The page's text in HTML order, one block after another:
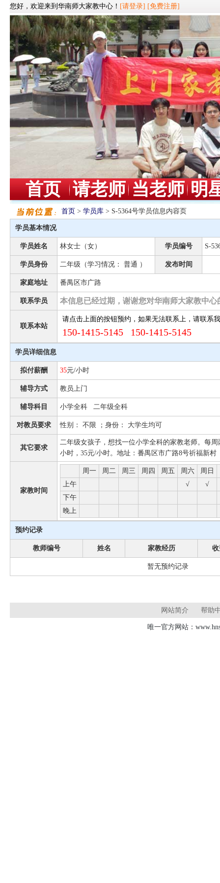
您好，欢迎来到华南师大家教中心！ [请登录] [免费注册]
首页 请老师 当老师 明
首页 > 学员库 > S-5364号学员信息内容页
学员基本情况
学员姓名 林女士（女） 学员编号 S-
学员身份 二年级（学习情况： 普通 ） 发布时间
家庭地址 番禺区市广路
联系学员 本信息已经过期，谢谢您对华南师大家教中心
联系本站
请点击上面的按钮预约，如果无法联系上，请联系
150-1415-5145 150-1415-5145
学员详细信息
拟付薪酬 35元/小时
辅导方式 教员上门
辅导科目 小学全科 二年级全科
对教员要求 性别： 不限 ；身份： 大学生均可
其它要求
二年级女孩子，想找一位小学全科的家教老师。每
小时，35元/小时。地址：番禺区市广路8号祈福新村
家教时间
周一 周二 周三 周四 周五 周六 周日
上午
√ √
下午
晚上
预约记录
教师编号 姓名 家教经历
暂无预约记录
网站简介 帮助
唯一官方网站：